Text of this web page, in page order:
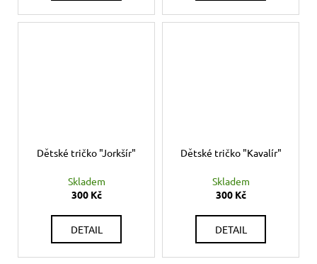
Dětské tričko "Jorkšír"
Skladem
300 Kč
DETAIL
Dětské tričko "Kavalír"
Skladem
300 Kč
DETAIL